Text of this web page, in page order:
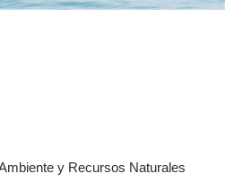
y Recursos Naturales